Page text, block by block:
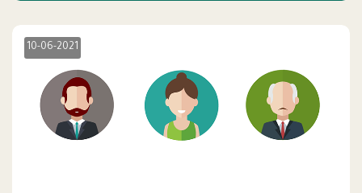
10-06-2021